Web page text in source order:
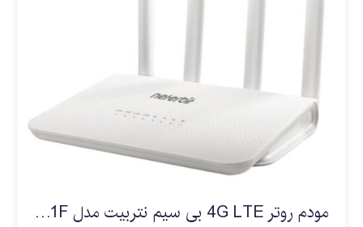
مودم روتر 4G LTE بی سیم نتربیت مدل NW-431F